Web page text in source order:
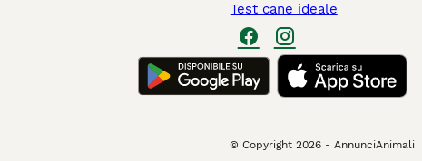
Test cane ideale
© Copyright 2026 - AnnunciAnimali